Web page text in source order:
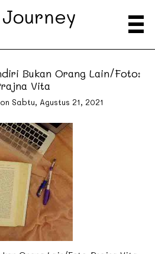
Bukan Orang Lain/Foto:
Vita
on Sabtu, Agustus 21, 2021